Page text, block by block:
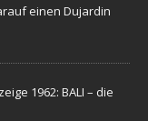
einen Dujardin
1962: BALI – die